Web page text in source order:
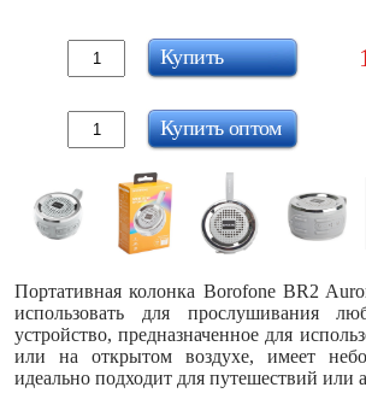
Купить
Купить оптом
Портативная колонка Borofone BR2
использовать для прослушивания
устройство, предназначенное для
или на открытом воздухе, имеет
идеально подходит для путешествий или